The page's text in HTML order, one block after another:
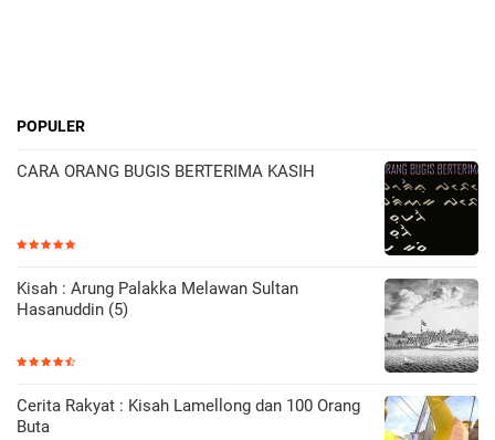
POPULER
CARA ORANG BUGIS BERTERIMA KASIH
Kisah : Arung Palakka Melawan Sultan
Hasanuddin (5)
Cerita Rakyat : Kisah Lamellong dan 100 Orang
Buta